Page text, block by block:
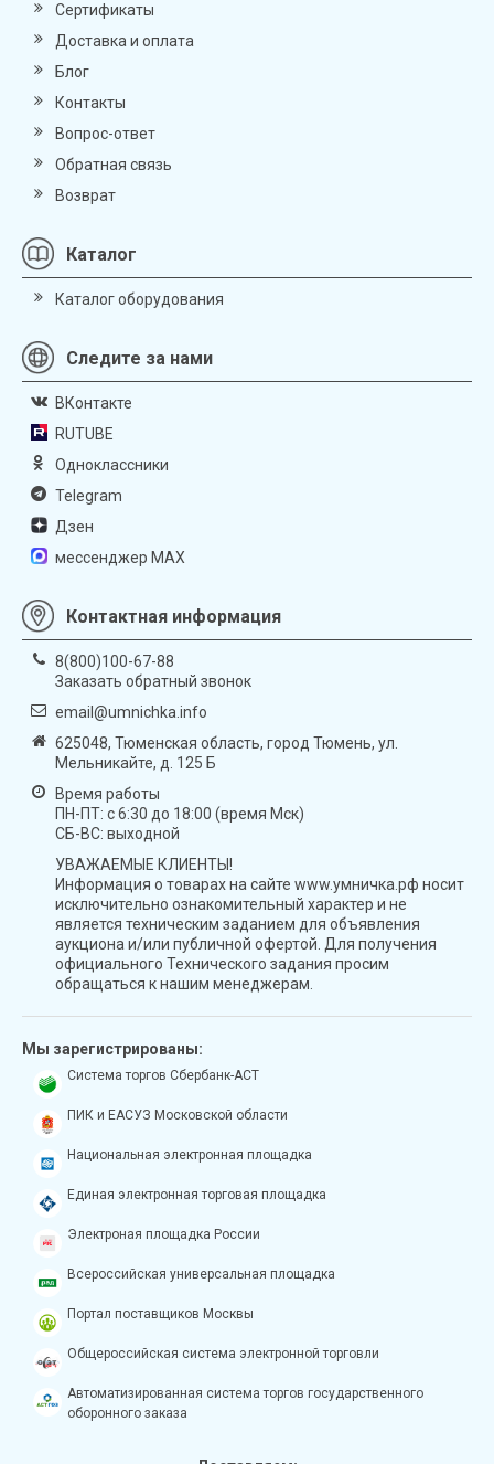
Сертификаты
Доставка и оплата
Блог
Контакты
Вопрос-ответ
Обратная связь
Возврат
Каталог
Каталог оборудования
Следите за нами
ВКонтакте
RUTUBE
Одноклассники
Telegram
Дзен
мессенджер MAX
Контактная информация
8(800)100-67-88
Заказать обратный звонок
email@umnichka.info
625048, Тюменская область, город Тюмень, ул.
Мельникайте, д. 125 Б
Время работы
ПН-ПТ: с 6:30 до 18:00 (время Мск)
СБ-ВС: выходной
УВАЖАЕМЫЕ КЛИЕНТЫ!
Информация о товарах на сайте www.умничка.рф носит
исключительно ознакомительный характер и не
является техническим заданием для объявления
аукциона и/или публичной офертой. Для получения
официального Технического задания просим
обращаться к нашим менеджерам.
Мы зарегистрированы:
Система торгов Сбербанк-АСТ
ПИК и ЕАСУЗ Московской области
Национальная электронная площадка
Единая электронная торговая площадка
Электроная площадка России
Всероссийская универсальная площадка
Портал поставщиков Москвы
Общероссийская система электронной торговли
Автоматизированная система торгов государственного
оборонного заказа